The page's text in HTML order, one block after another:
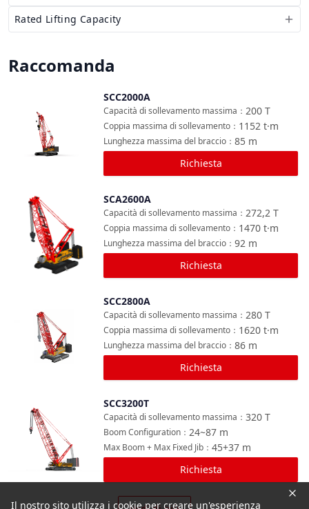
Rated Lifting Capacity
Raccomanda
SCC2000A
200 T
Capacità di sollevamento massima ：
1152 t·m
Coppia massima di sollevamento ：
85 m
Lunghezza massima del braccio ：
Richiesta
Confronta
SCA2600A
272,2 T
Capacità di sollevamento massima ：
1470 t·m
Coppia massima di sollevamento ：
92 m
Lunghezza massima del braccio ：
Richiesta
SCC2800A
280 T
Capacità di sollevamento massima ：
1620 t·m
Coppia massima di sollevamento ：
86 m
Lunghezza massima del braccio ：
Richiesta
SCC3200T
320 T
Capacità di sollevamento massima ：
24~87 m
Boom Configuration ：
45+37 m
Max Boom + Max Fixed Jib ：
Richiesta
Il nostro sito utilizza i cookie per creare un'esperienza